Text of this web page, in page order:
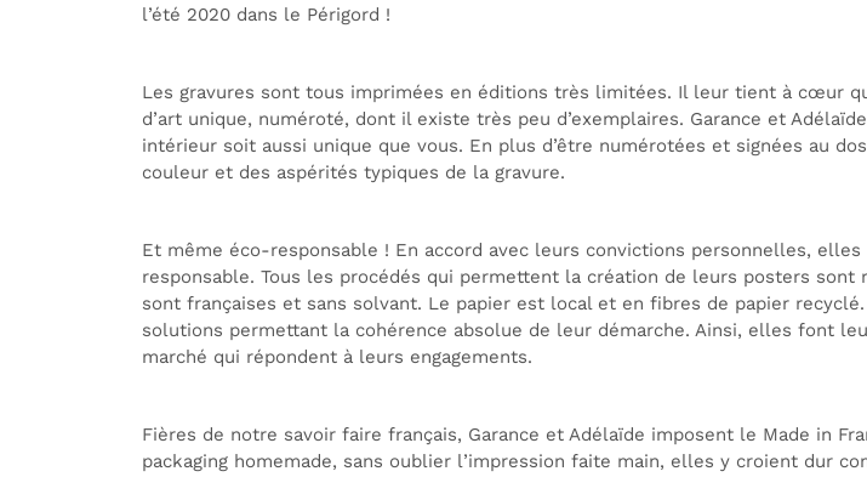
l’été 2020 dans le Périgord !
Les gravures sont tous imprimées en éditions très limitées. Il leur tient à cœur
d’art unique, numéroté, dont il existe très peu d’exemplaires. Garance et
intérieur soit aussi unique que vous. En plus d’être numérotées et signées au
couleur et des aspérités typiques de la gravure.
Et même éco-responsable ! En accord avec leurs convictions personnelles,
responsable. Tous les procédés qui permettent la création de leurs posters
sont françaises et sans solvant. Le papier est local et en fibres de papier
solutions permettant la cohérence absolue de leur démarche. Ainsi, elles font
marché qui répondent à leurs engagements.
Fières de notre savoir faire français, Garance et Adélaïde imposent le Made in
packaging homemade, sans oublier l’impression faite main, elles y croient dur